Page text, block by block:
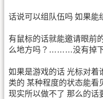
话说可以组队伍吗 如果能
有鼠标的话就能邀请眼前
么地方吗？………没有掉
如果是游戏的话 光标对着
类的 某种程度的状态能看
现实所以做不了 那么的话